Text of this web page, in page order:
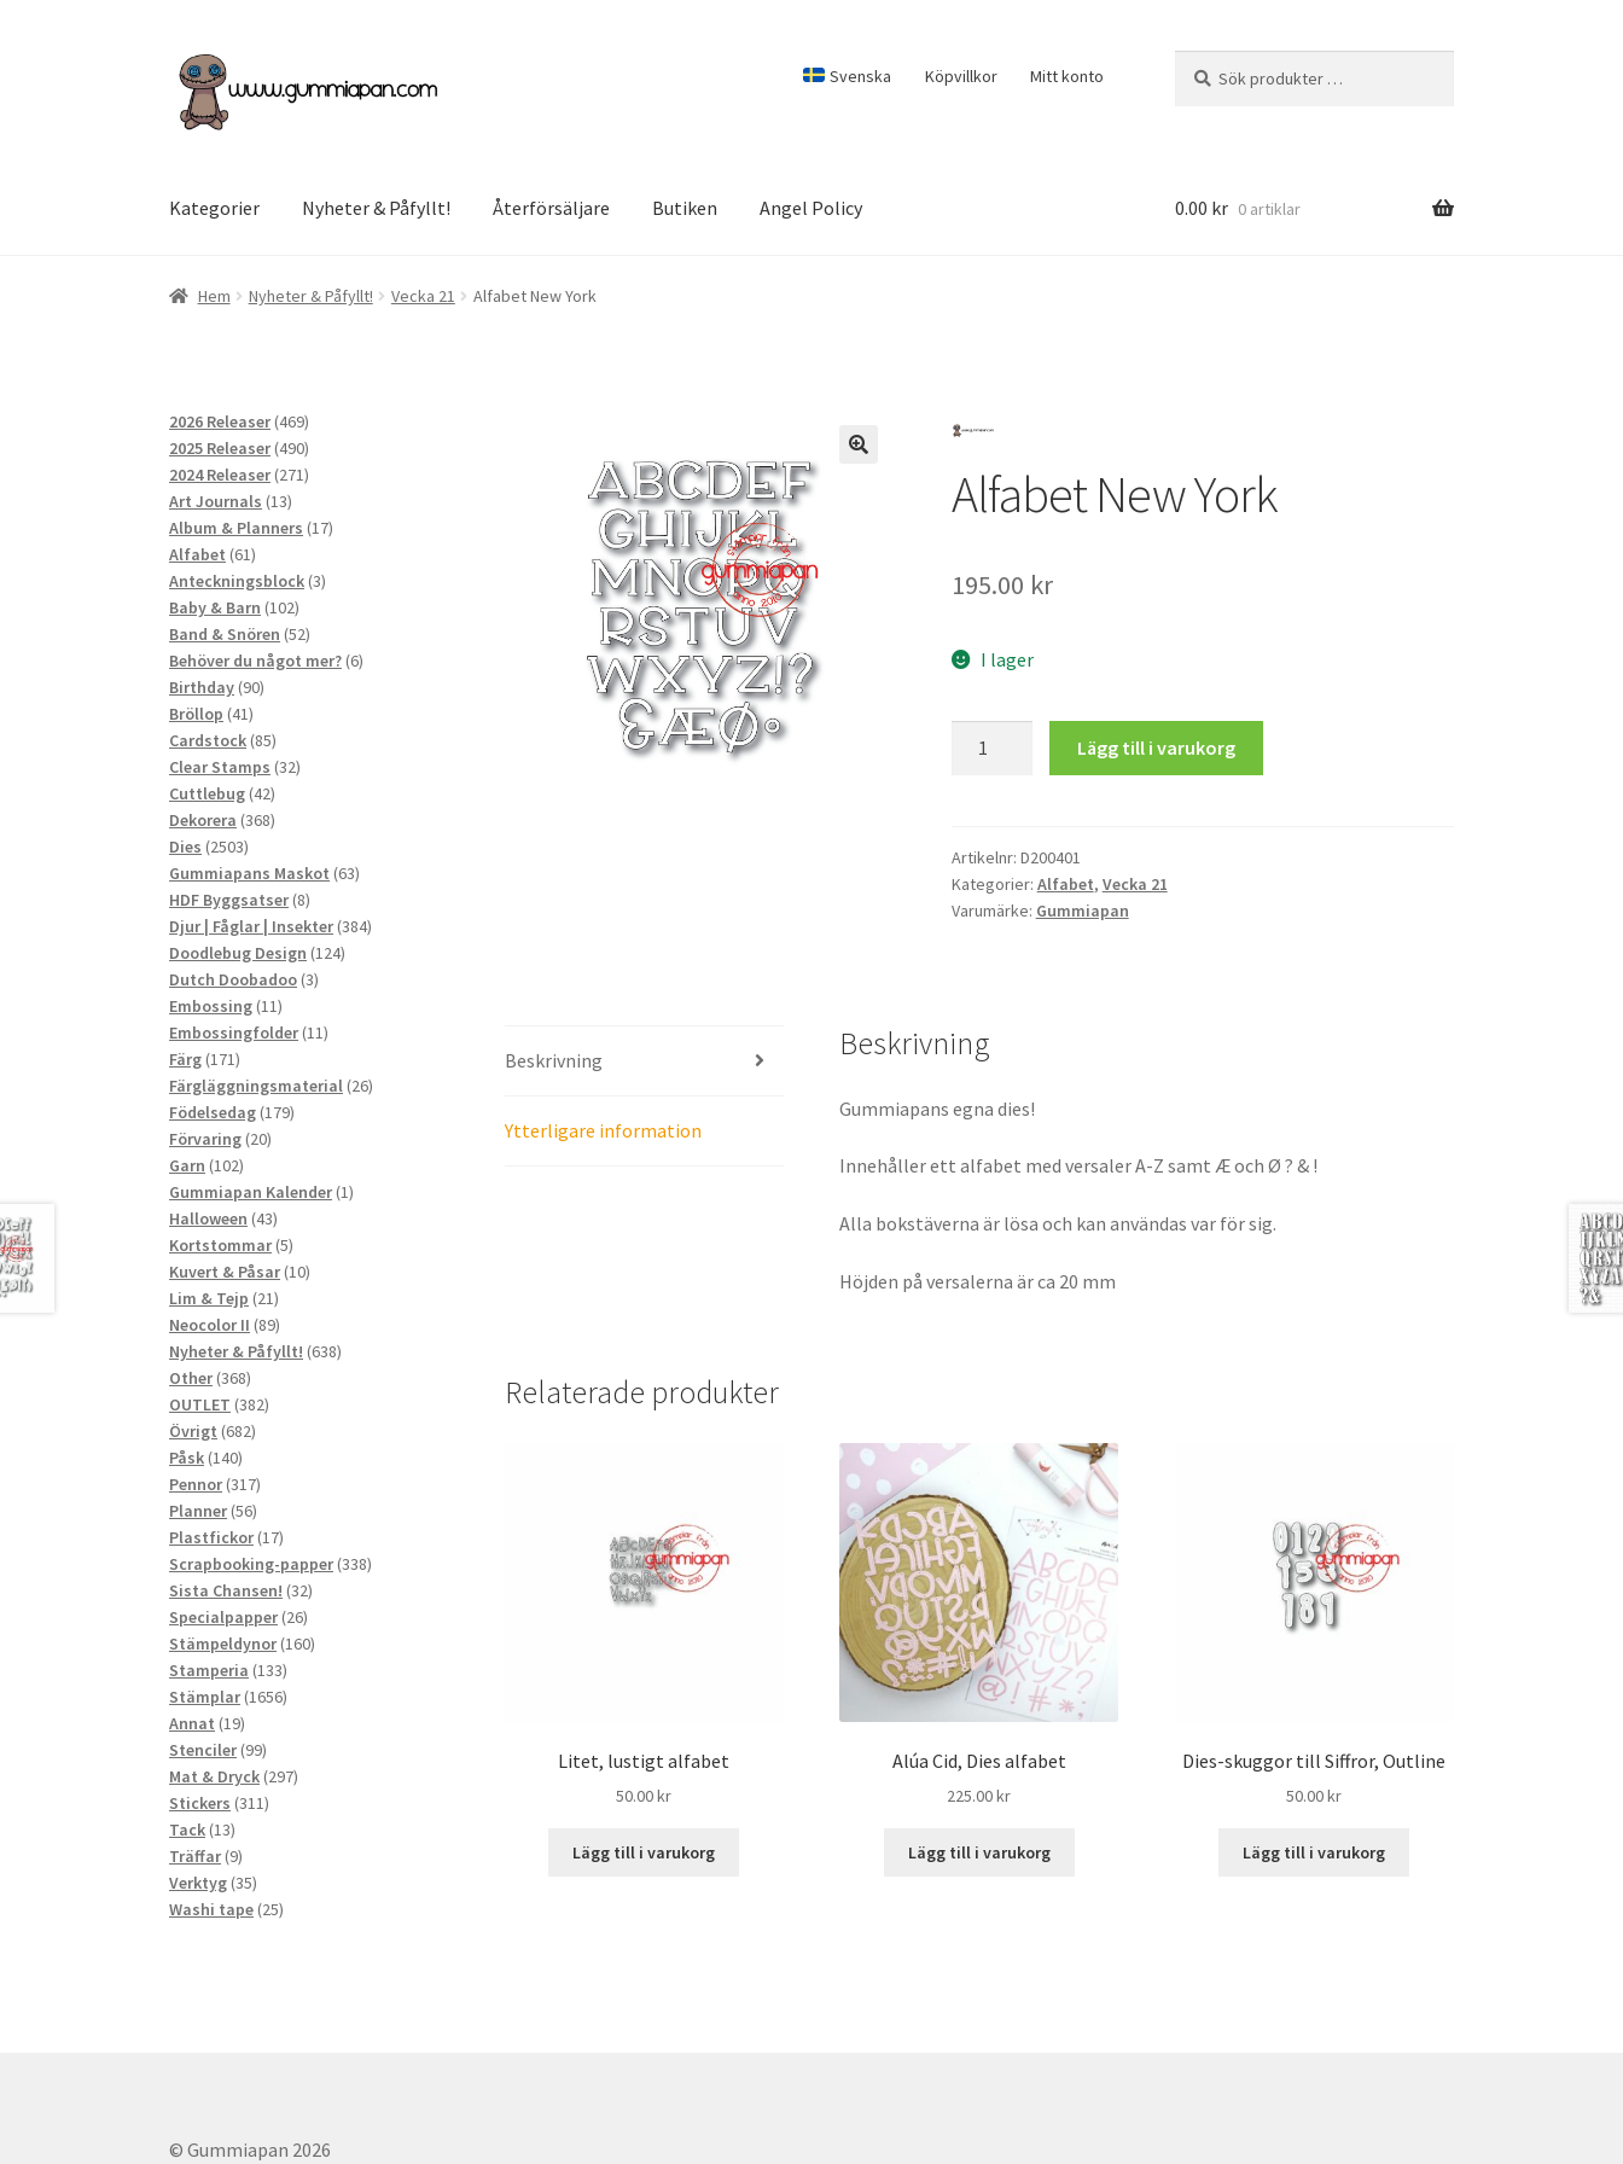
Hoppa
till
navigering
Hoppa
till
innehåll
Svenska Köpvillkor Mitt konto
efter:
Kategorier Nyheter & Påfyllt! Återförsäljare Butiken Angel Policy 0.00 kr 0 artiklar
Hem Nyheter & Påfyllt! Vecka 21 Alfabet New York
Alfabet New York
195.00 kr
I lager
Lägg till i varukorg
Artikelnr: D200401
Kategorier: Alfabet, Vecka 21
Varumärke: Gummiapan
Beskrivning
Ytterligare information
Beskrivning
Gummiapans egna dies!
Innehåller ett alfabet med versaler A-Z samt Æ och Ø ? & !
Alla bokstäverna är lösa och kan användas var för sig.
Höjden på versalerna är ca 20 mm
Relaterade produkter
Litet, lustigt alfabet
50.00kr
Lägg till i varukorg
Alúa Cid, Dies alfabet
225.00kr
Lägg till i varukorg
Dies-skuggor till Siffror, Outline
50.00kr
Lägg till i varukorg
2026 Releaser 469469
produkter
2025 Releaser 490490
produkter
2024 Releaser 271271
Art Journals 1313
produkter
Album & Planners 1717
Alfabet 6161
produkter
Anteckningsblock 33
Baby & Barn 102102
produkter
Band & Snören 5252
produkter
Behöver du något mer? 66
Birthday 9090
Bröllop 4141
produkter
Cardstock 8585
produkter
Clear Stamps 3232
Cuttlebug 4242
produkter
Dekorera 368368
Dies 25032503
produkter
Gummiapans Maskot 6363
HDF Byggsatser 88
produkter
Djur | Fåglar | Insekter 384384
Doodlebug Design 124124
Dutch Doobadoo 33
Embossing 1111
produkter
Embossingfolder 1111
Färg 171171
produkter
Färgläggningsmaterial 2626
Födelsedag 179179
Förvaring 2020
Garn 102102
produkter
Gummiapan Kalender 11
Halloween 4343
produkter
Kortstommar 55
produkter
Kuvert & Påsar 1010
Lim & Tejp 2121
produkter
Neocolor II 8989
produkter
Nyheter & Påfyllt! 638638
Other 368368
produkter
OUTLET 382382
Övrigt 682682
Påsk 140140
produkter
Pennor 317317
produkter
Planner 5656
produkter
Plastfickor 1717
produkter
Scrapbooking-papper 338338
Sista Chansen! 3232
Specialpapper 2626
produkter
Stämpeldynor 160160
Stamperia 133133
produkter
Stämplar 16561656
Annat 1919
produkter
Stenciler 9999
produkter
Mat & Dryck 297297
Stickers 311311
Tack 1313
produkter
Träffar 99
produkter
Verktyg 3535
produkter
Washi tape 2525
© Gummiapan 2026